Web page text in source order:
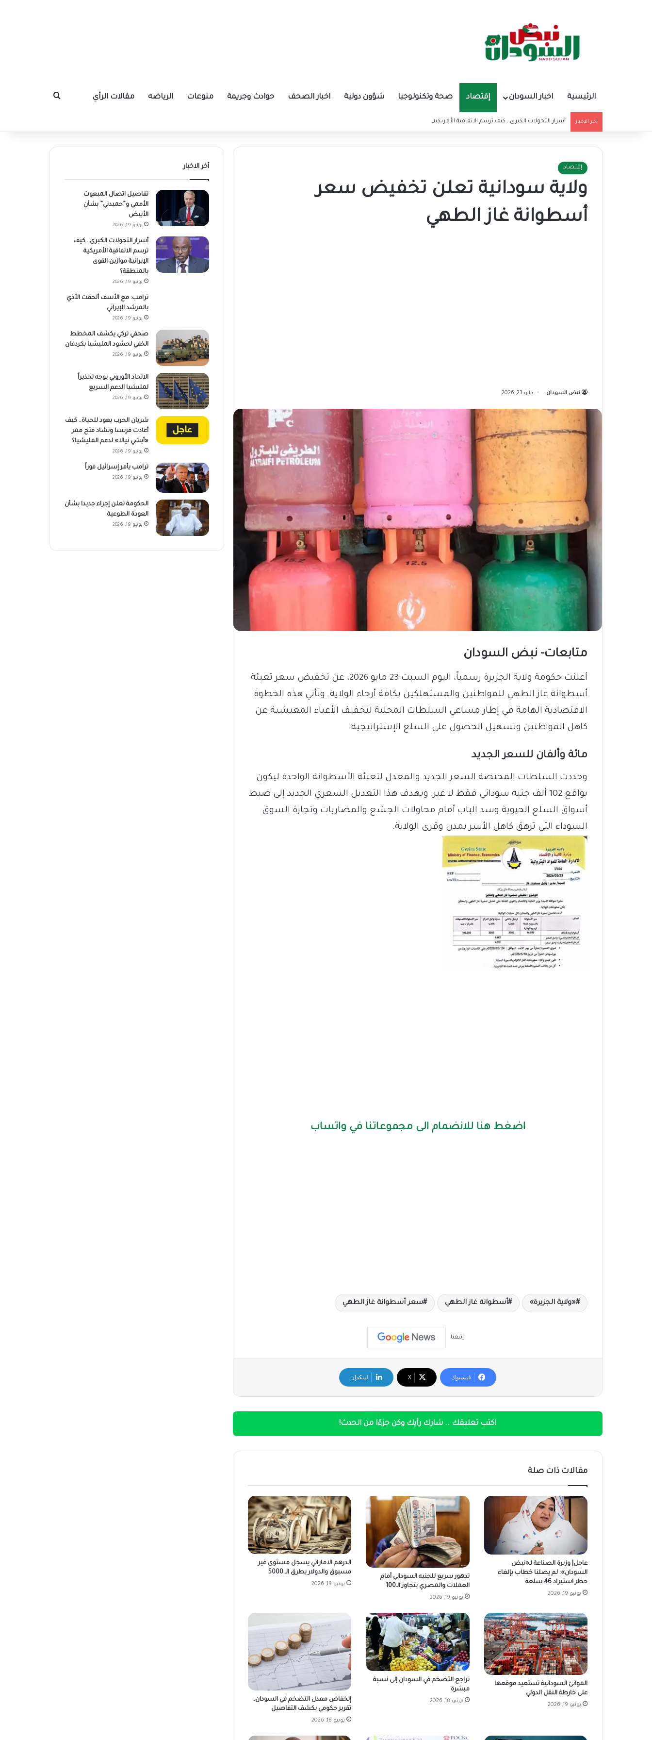
الرئيسية اخبار السودان إقتصاد صحة وتكنولوجيا شؤون دولية اخبار الصحف حوادث وجريمة منوعات الرياضه مقالات الرأي بحث عن
اخر الاخبار أسرار التحولات الكبرى.. كيف ترسم الاتفاقية الأمريكية الإيرانية موازين القوى بالمنطقة؟
إقتصاد
ولاية سودانية تعلن تخفيض سعر
أسطوانة غاز الطهي
نبض السودان مايو 23, 2026
متابعات- نبض السودان
أعلنت حكومة ولاية الجزيرة رسمياً، اليوم السبت 23 مايو 2026، عن تخفيض سعر تعبئة
أسطوانة غاز الطهي للمواطنين والمستهلكين بكافة أرجاء الولاية. وتأتي هذه الخطوة
الاقتصادية الهامة في إطار مساعي السلطات المحلية لتخفيف الأعباء المعيشية عن
كاهل المواطنين وتسهيل الحصول على السلع الإستراتيجية.
مائة وألفان للسعر الجديد
وحددت السلطات المختصة السعر الجديد والمعدل لتعبئة الأسطوانة الواحدة ليكون
بواقع 102 ألف جنيه سوداني فقط لا غير. ويهدف هذا التعديل السعري الجديد إلى ضبط
أسواق السلع الحيوية وسد الباب أمام محاولات الجشع والمضاربات وتجارة السوق
السوداء التي ترهق كاهل الأسر بمدن وقرى الولاية.
اضغط هنا للانضمام الى مجموعاتنا في واتساب
«ولاية الجزيرة» أسطوانة غاز الطهي سعر أسطوانة غاز الطهي
إتبعنا
فيسبوك ‫X لينكدإن
اكتب تعليقك .. شارك رأيك وكن جزءًا من الحدث!
مقالات ذات صلة
عاجل| وزيرة الصناعة لـ«نبض
السودان»: لم يصلنا خطاب بإلغاء
حظر استيراد 46 سلعة
يونيو 19, 2026
تدهور سريع للجنيه السوداني أمام
العملات والمصري يتجاوز الـ100
يونيو 19, 2026
الدرهم الاماراتي يسجل مستوى غير
مسبوق والدولار يطرق الـ 5000
يونيو 19, 2026
الموانئ السودانية تستعيد موقعها
على خارطة النقل الدولي
يونيو 19, 2026
تراجع التضخم في السودان إلى نسبة
مبشرة
يونيو 18, 2026
إنخفاض معدل التضخم في السودان..
تقرير حكومي يكشف التفاصيل
يونيو 18, 2026
أخر الاخبار
تفاصيل اتصال المبعوث
الأممي و”حميدتي” بشأن
الأبيض
يونيو 19, 2026
أسرار التحولات الكبرى.. كيف
ترسم الاتفاقية الأمريكية
الإيرانية موازين القوى
بالمنطقة؟
يونيو 19, 2026
ترامب: مع الأسف ألحقت الأذي
بالمرشد الإيراني
يونيو 19, 2026
صحفي تركي يكشف المخطط
الخفي لحشود المليشيا بكردفان
يونيو 19, 2026
الاتحاد الأوروبي يوجه تحذيراً
لمليشيا الدعم السريع
يونيو 19, 2026
شريان الحرب يعود للحياة.. كيف
أعادت فرنسا وتشاد فتح ممر
«أبشي نيالا» لدعم المليشيا؟
يونيو 19, 2026
ترامب يأمر إسرائيل فوراً
يونيو 19, 2026
الحكومة تعلن إجراء جديدا بشأن
العودة الطوعية
يونيو 19, 2026